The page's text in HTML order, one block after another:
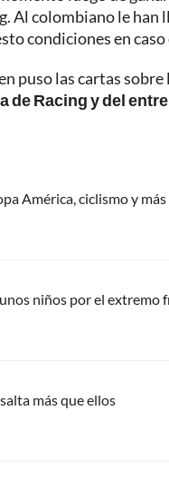
Al colombiano le han
condiciones en
puso las cartas sobre
de Racing y del
América, ciclismo y más
niños por el extremo
más que ellos